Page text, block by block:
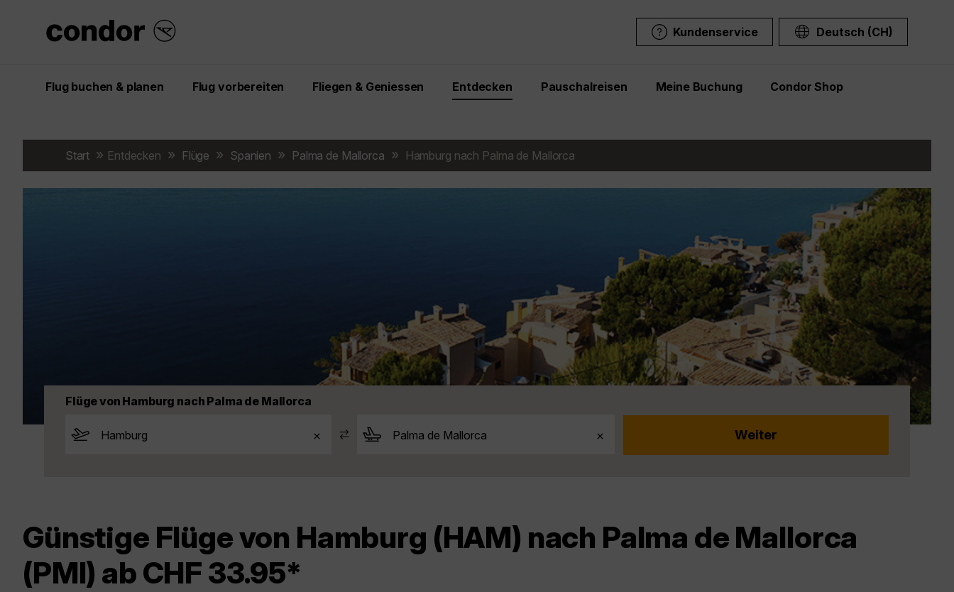
Kundenservice Deutsch (CH)
Flug buchen & planen Flug vorbereiten Fliegen & Geniessen Entdecken Pauschalreisen Meine Buchung Condor Shop
Start Entdecken Flüge Spanien Palma de Mallorca Hamburg nach Palma de Mallorca
Flüge von Hamburg nach Palma de Mallorca
Günstige Flüge von Hamburg (HAM) nach Palma de Mallorca
(PMI) ab CHF 33.95*